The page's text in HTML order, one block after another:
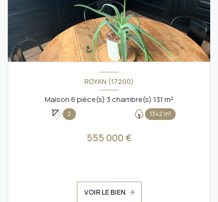
ROYAN (17200)
Maison 6 pièce(s) 3 chambre(s) 131 m²
2 1342 m²
555 000 €
VOIR LE BIEN